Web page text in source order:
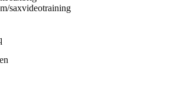
saxvideotraining